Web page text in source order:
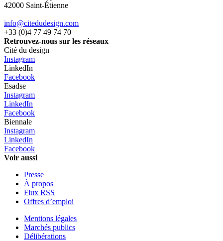
42000 Saint-Étienne
info@citedudesign.com
+33 (0)4 77 49 74 70
Retrouvez-nous sur les réseaux
Cité du design
Instagram
LinkedIn
Facebook
Esadse
Instagram
LinkedIn
Facebook
Biennale
Instagram
LinkedIn
Facebook
Voir aussi
Presse
À propos
Flux RSS
Offres d’emploi
Mentions légales
Marchés publics
Délibérations